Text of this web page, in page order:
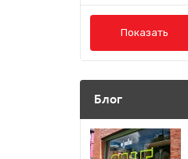
Синий
Голубой
Розовый
BMW
Cadillac
Показать
Блог